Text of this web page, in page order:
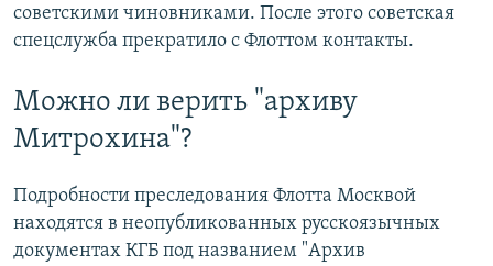
советскими чиновниками. После этого советская
спецслужба прекратило с Флоттом контакты.
Можно ли верить "архиву
Митрохина"?
Подробности преследования Флотта Москвой
находятся в неопубликованных русскоязычных
документах КГБ под названием "Архив